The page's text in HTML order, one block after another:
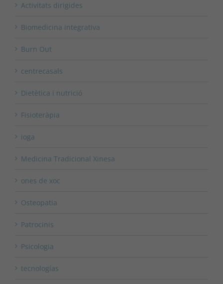
Activitats dirigides
Biomedicina integrativa
Burn Out
centrecasals
Dietètica i nutrició
Fisioteràpia
ioga
Medicina Tradicional Xinesa
ones de xoc
Osteopatia
Patrocinis
Psicologia
tecnologías